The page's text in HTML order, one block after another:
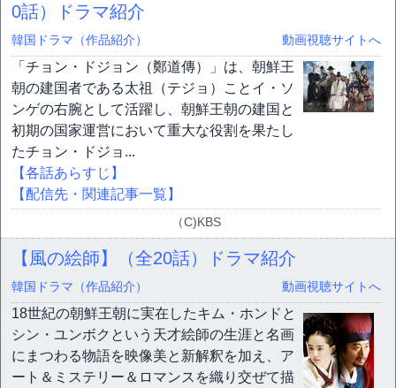
0話）ドラマ紹介
韓国ドラマ（作品紹介） 動画視聴サイトへ
「チョン・ドジョン（鄭道傳）」は、朝鮮王
朝の建国者である太祖（テジョ）ことイ・ソ
ンゲの右腕として活躍し、朝鮮王朝の建国と
初期の国家運営において重大な役割を果たし
たチョン・ドジョ...
【各話あらすじ】
【配信先・関連記事一覧】
（C)KBS
【風の絵師】（全20話）ドラマ紹介
韓国ドラマ（作品紹介） 動画視聴サイトへ
18世紀の朝鮮王朝に実在したキム・ホンドと
シン・ユンボクという天才絵師の生涯と名画
にまつわる物語を映像美と新解釈を加え、ア
ート＆ミステリー＆ロマンスを織り交ぜて描